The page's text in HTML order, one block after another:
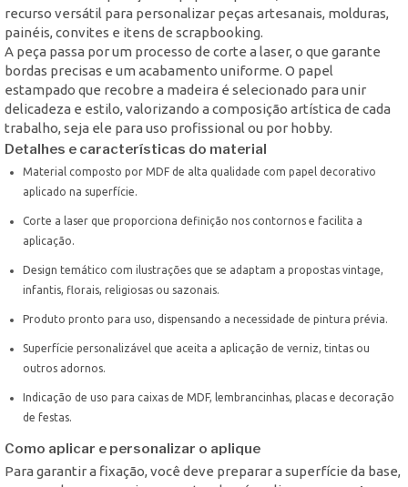
recurso versátil para personalizar peças artesanais, molduras,
painéis, convites e itens de scrapbooking.
A peça passa por um processo de corte a laser, o que garante
bordas precisas e um acabamento uniforme. O papel
estampado que recobre a madeira é selecionado para unir
delicadeza e estilo, valorizando a composição artística de cada
trabalho, seja ele para uso profissional ou por hobby.
Detalhes e características do material
Material composto por MDF de alta qualidade com papel decorativo
aplicado na superfície.
Corte a laser que proporciona definição nos contornos e facilita a
aplicação.
Design temático com ilustrações que se adaptam a propostas vintage,
infantis, florais, religiosas ou sazonais.
Produto pronto para uso, dispensando a necessidade de pintura prévia.
Superfície personalizável que aceita a aplicação de verniz, tintas ou
outros adornos.
Indicação de uso para caixas de MDF, lembrancinhas, placas e decoração
de festas.
Como aplicar e personalizar o aplique
Para garantir a fixação, você deve preparar a superfície da base,